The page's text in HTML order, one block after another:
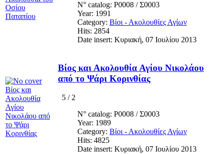
N° catalog: Ρ0008 / Σ0003
Year: 1991
Category: Βίοι - Ακολουθίες Αγίων
Hits: 2854
Date insert: Κυριακή, 07 Ιουλίου 2013
Βίος και Ακολουθία Αγίου Νικολάου
από το Ψάρι Κορινθίας
5 / 2
N° catalog: Ρ0008 / Σ0003
Year: 1989
Category: Βίοι - Ακολουθίες Αγίων
Hits: 4825
Date insert: Κυριακή, 07 Ιουλίου 2013